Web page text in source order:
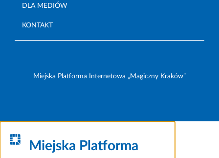
DLA MEDIÓW
KONTAKT
Miejska Platforma Internetowa „Magiczny Kraków”
Miejska Platforma